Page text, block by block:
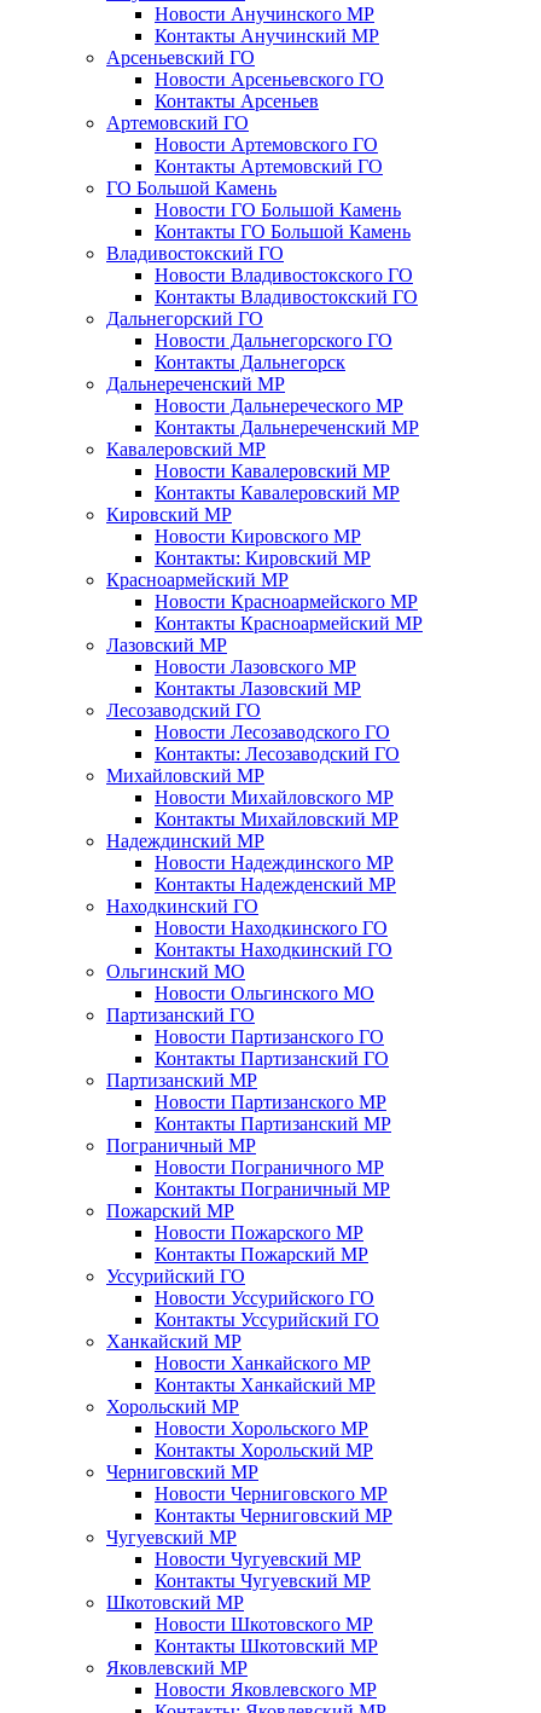
Новости Анучинского МР
Контакты Анучинский МР
Арсеньевский ГО
Новости Арсеньевского ГО
Контакты Арсеньев
Артемовский ГО
Новости Артемовского ГО
Контакты Артемовский ГО
ГО Большой Камень
Новости ГО Большой Камень
Контакты ГО Большой Камень
Владивостокский ГО
Новости Владивостокского ГО
Контакты Владивостокский ГО
Дальнегорский ГО
Новости Дальнегорского ГО
Контакты Дальнегорск
Дальнереченский МР
Новости Дальнереческого МР
Контакты Дальнереченский МР
Кавалеровский МР
Новости Кавалеровский МР
Контакты Кавалеровский МР
Кировский МР
Новости Кировского МР
Контакты: Кировский МР
Красноармейский МР
Новости Красноармейского МР
Контакты Красноармейский МР
Лазовский МР
Новости Лазовского МР
Контакты Лазовский МР
Лесозаводский ГО
Новости Лесозаводского ГО
Контакты: Лесозаводский ГО
Михайловский МР
Новости Михайловского МР
Контакты Михайловский МР
Надеждинский МР
Новости Надеждинского МР
Контакты Надежденский МР
Находкинский ГО
Новости Находкинского ГО
Контакты Находкинский ГО
Ольгинский МО
Новости Ольгинского МО
Партизанский ГО
Новости Партизанского ГО
Контакты Партизанский ГО
Партизанский МР
Новости Партизанского МР
Контакты Партизанский МР
Пограничный МР
Новости Пограничного МР
Контакты Пограничный МР
Пожарский МР
Новости Пожарского МР
Контакты Пожарский МР
Уссурийский ГО
Новости Уссурийского ГО
Контакты Уссурийский ГО
Ханкайский МР
Новости Ханкайского МР
Контакты Ханкайский МР
Хорольский МР
Новости Хорольского МР
Контакты Хорольский МР
Черниговский МР
Новости Черниговского МР
Контакты Черниговский МР
Чугуевский МР
Новости Чугуевский МР
Контакты Чугуевский МР
Шкотовский МР
Новости Шкотовского МР
Контакты Шкотовский МР
Яковлевский МР
Новости Яковлевского МР